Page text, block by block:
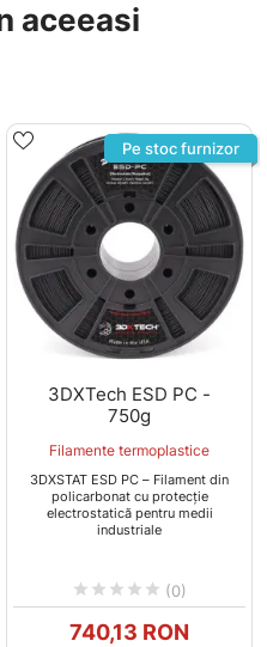
aceeasi
Pe stoc furnizor
3DXTech ESD PC -
750g
Filamente termoplastice
3DXSTAT ESD PC – Filament din
policarbonat cu protecție
electrostatică pentru medii
industriale
     (0)
Pret
740,13 RON